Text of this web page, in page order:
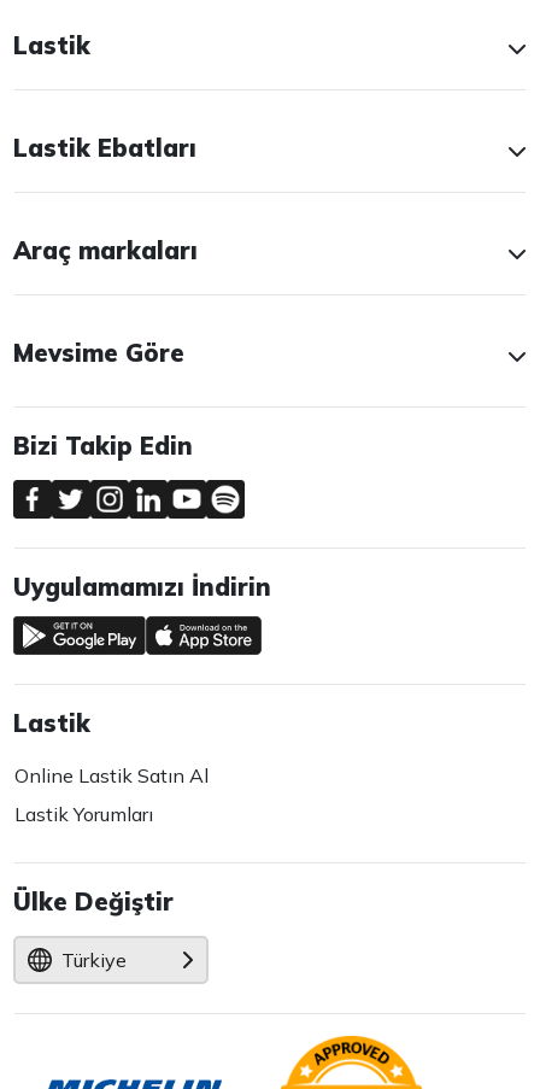
Lastik
Lastik Ebatları
Araç markaları
Mevsime Göre
Bizi Takip Edin
Uygulamamızı İndirin
Lastik
Online Lastik Satın Al
Lastik Yorumları
Ülke Değiştir
Türkiye